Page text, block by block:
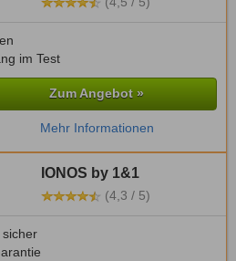
im Test
Zum Angebot »
Mehr Informationen
IONOS by 1&1
(4,3 / 5)
sicher